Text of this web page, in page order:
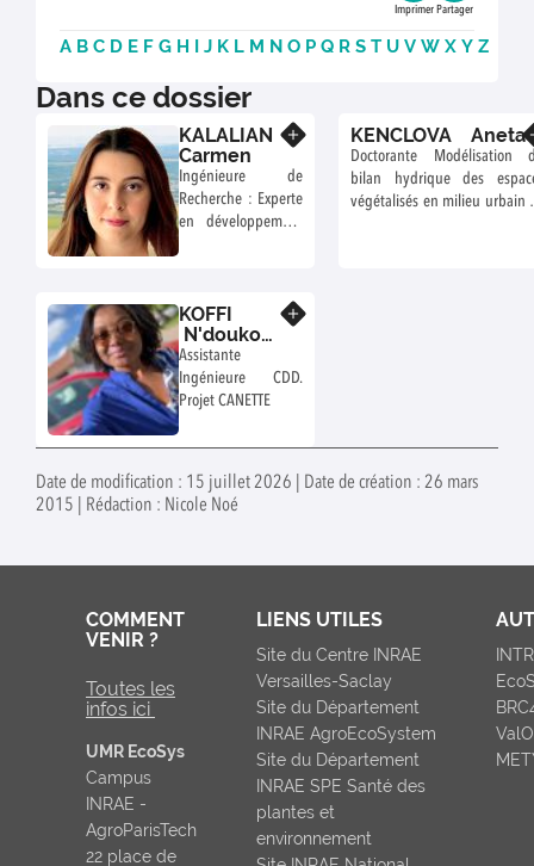
Imprimer Partager
A B C D E F G H I J K L M N O P Q R S T U V W X Y Z
Dans ce dossier
KALALIAN
Carmen
Ingénieure de
Recherche : Experte
en développement
KENCLOVA Aneta
Doctorante Modélisation
bilan hydrique des
végétalisés en milieu urbain
KOFFI
N'doukoua
Lydie
Assistante
Ingénieure CDD.
Projet CANETTE
Date de modification : 15 juillet 2026 | Date de création : 26 mars
2015 | Rédaction : Nicole Noé
COMMENT
VENIR ?
Toutes les
infos ici
UMR EcoSys
Campus
INRAE -
AgroParisTech
22 place de
LIENS UTILES
Site du Centre INRAE
Versailles-Saclay
Site du Département
INRAE AgroEcoSystem
Site du Département
INRAE SPE Santé des
plantes et
environnement